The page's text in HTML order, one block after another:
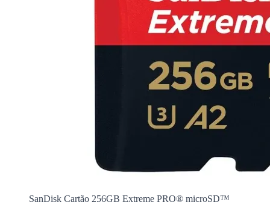
SanDisk Cartão 256GB Extreme PRO® microSD™